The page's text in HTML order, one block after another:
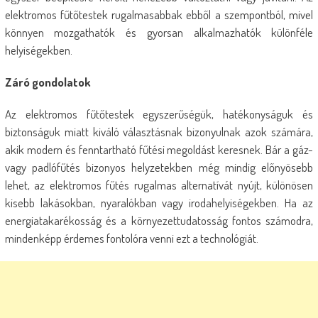
elektromos fűtőtestek rugalmasabbak ebből a szempontból, mivel
könnyen mozgathatók és gyorsan alkalmazhatók különféle
helyiségekben.
Záró gondolatok
Az elektromos fűtőtestek egyszerűségük, hatékonyságuk és
biztonságuk miatt kiváló választásnak bizonyulnak azok számára,
akik modern és fenntartható fűtési megoldást keresnek. Bár a gáz-
vagy padlófűtés bizonyos helyzetekben még mindig előnyösebb
lehet, az elektromos fűtés rugalmas alternatívát nyújt, különösen
kisebb lakásokban, nyaralókban vagy irodahelyiségekben. Ha az
energiatakarékosság és a környezettudatosság fontos számodra,
mindenképp érdemes fontolóra venni ezt a technológiát.